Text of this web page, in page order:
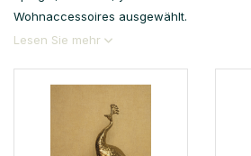
Wohnaccessoires ausgewählt.
Lesen Sie mehr